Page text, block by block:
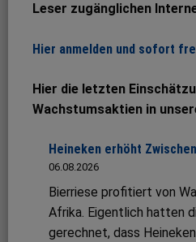
Leser zugänglichen
Hier anmelden und sofort
Hier die letzten
Wachstumsaktien in
Heineken erhöht
06.08.2026
Bierriese profitiert von
Afrika. Eigentlich hatten
gerechnet, dass